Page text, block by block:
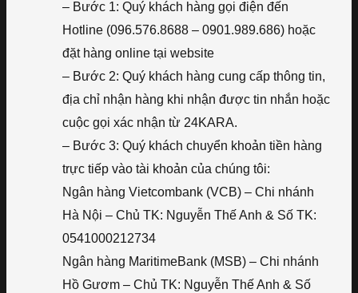
– Bước 1: Quý khách hàng gọi điện đến
Hotline (096.576.8688 – 0901.989.686) hoặc
đặt hàng online tại website
– Bước 2: Quý khách hàng cung cấp thông tin,
địa chỉ nhận hàng khi nhận được tin nhắn hoặc
cuộc gọi xác nhận từ 24KARA.
– Bước 3: Quý khách chuyển khoản tiền hàng
trực tiếp vào tài khoản của chúng tôi:
Ngân hàng Vietcombank (VCB) – Chi nhánh
Hà Nội – Chủ TK: Nguyễn Thế Anh & Số TK:
0541000212734
Ngân hàng MaritimeBank (MSB) – Chi nhánh
Hồ Gươm – Chủ TK: Nguyễn Thế Anh & Số